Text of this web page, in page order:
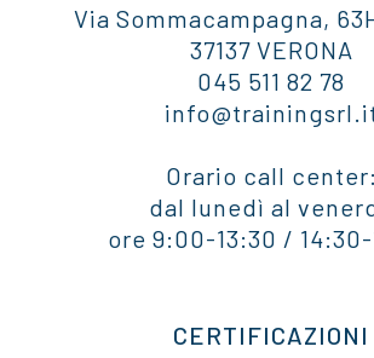
Via Sommacampagna,
37137 VERONA
045 511 82 78
Orario call center:
dal lunedì al
ore 9:00-13:30 /
CERTIFICAZIONI